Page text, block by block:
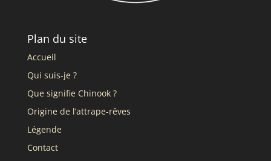
Plan du site
Accueil
Qui suis-je ?
Que signifie Chinook ?
Origine de l’attrape-rêves
Légende
Contact